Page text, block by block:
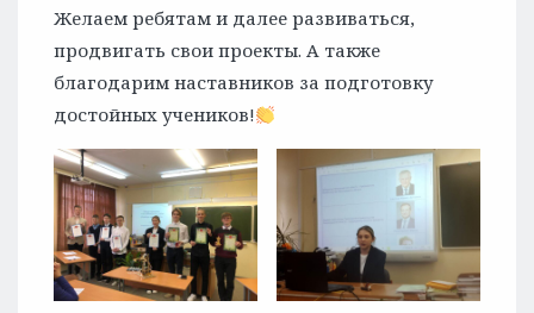
Желаем ребятам и далее развиваться,
продвигать свои проекты. А также
благодарим наставников за подготовку
достойных учеников!